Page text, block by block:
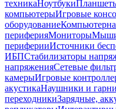
техникаНоутбуки
компьютерыИгровые
оборудование
периферияМониторы
периферииИсточники
ИБПСтабилизаторы
напряженияСетевые
камерыИгровые
акустикаНаушники и
переходникиЗарядные,